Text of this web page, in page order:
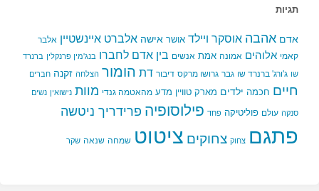
תגיות
אדם אהבה אוסקר ויילד אושר אישה אלברט איינשטיין אלבר
קאמי אלוהים אמונה אמת אנשים בין אדם לחברו בנג'מין פרנקלין ברנרד
שו ג'ורג' ברנרד שו גבר גרושו מרקס דיבור דת הומור הצלחה זקנה חברים
חיים חכמה ילדים מארק טוויין מדע מהאטמה גנדי מוות נישואין נשים
סנקה עולם פוליטיקה פחד פילוסופיה פרידריך ניטשה
פתגם צחוק צחוקים ציטוט שמחה שנאה שקר